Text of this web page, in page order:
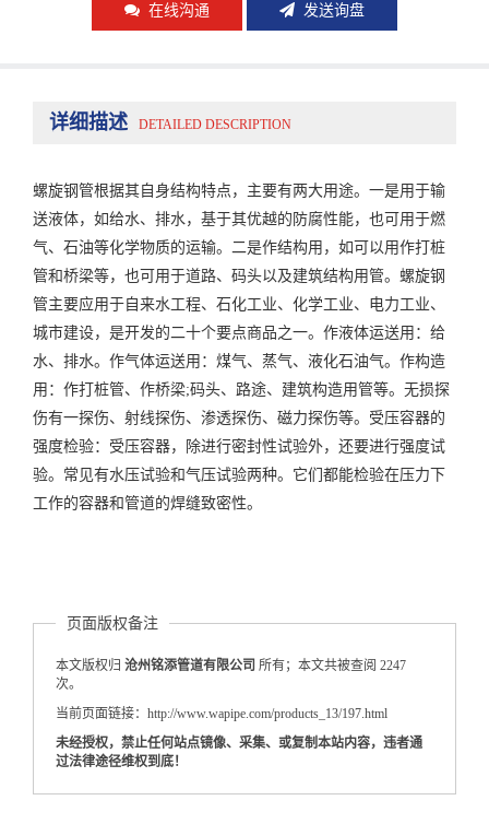
在线沟通 发送询盘
详细描述 DETAILED DESCRIPTION
螺旋钢管根据其自身结构特点，主要有两大用途。一是用于输
送液体，如给水、排水，基于其优越的防腐性能，也可用于燃
气、石油等化学物质的运输。二是作结构用，如可以用作打桩
管和桥梁等，也可用于道路、码头以及建筑结构用管。螺旋钢
管主要应用于自来水工程、石化工业、化学工业、电力工业、
城市建设，是开发的二十个要点商品之一。作液体运送用：给
水、排水。作气体运送用：煤气、蒸气、液化石油气。作构造
用：作打桩管、作桥梁;码头、路途、建筑构造用管等。无损探
伤有一探伤、射线探伤、渗透探伤、磁力探伤等。受压容器的
强度检验：受压容器，除进行密封性试验外，还要进行强度试
验。常见有水压试验和气压试验两种。它们都能检验在压力下
工作的容器和管道的焊缝致密性。
页面版权备注
本文版权归 沧州铭添管道有限公司 所有；本文共被查阅 2247
次。
当前页面链接：http://www.wapipe.com/products_13/197.html
未经授权，禁止任何站点镜像、采集、或复制本站内容，违者通
过法律途径维权到底！